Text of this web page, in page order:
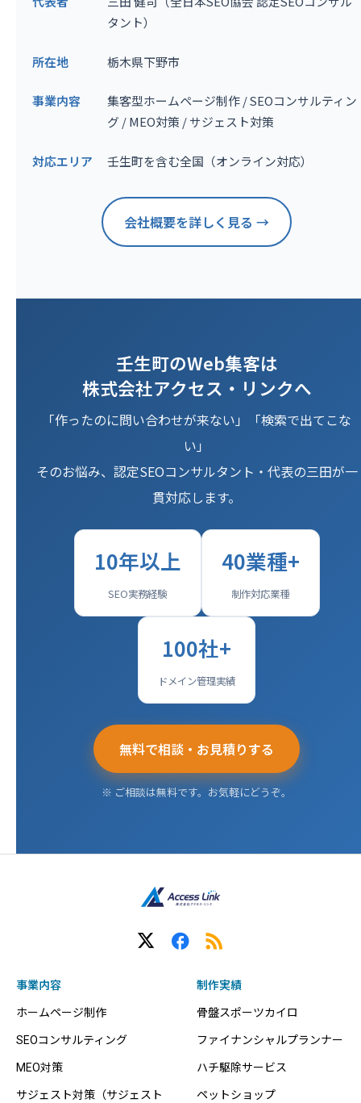
タント）
所在地 栃木県下野市
事業内容
集客型ホームページ制作 / SEOコンサルティン
グ / MEO対策 / サジェスト対策
対応エリア 壬生町を含む全国（オンライン対応）
会社概要を詳しく見る →
壬生町のWeb集客は
株式会社アクセス・リンクへ
「作ったのに問い合わせが来ない」「検索で出てこな
い」
そのお悩み、認定SEOコンサルタント・代表の三田が一
貫対応します。
10年以上
SEO実務経験
40業種+
制作対応業種
100社+
ドメイン管理実績
無料で相談・お見積りする
※ ご相談は無料です。お気軽にどうぞ。
事業内容
ホームページ制作
SEOコンサルティング
MEO対策
サジェスト対策（サジェスト
制作実績
骨盤スポーツカイロ
ファイナンシャルプランナー
ハチ駆除サービス
ペットショップ